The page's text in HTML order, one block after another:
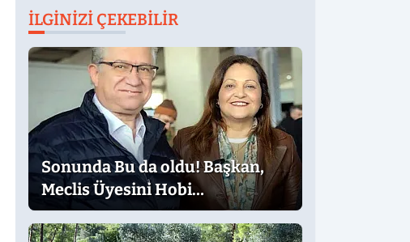
İLGINIZI ÇEKEBILIR
Sonunda Bu da oldu! Başkan,
Meclis Üyesini Hobi
Bahçesinden Attırdı